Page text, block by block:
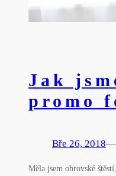
Jak
promo
Bře 26, 2018—
Měla jsem obrovské